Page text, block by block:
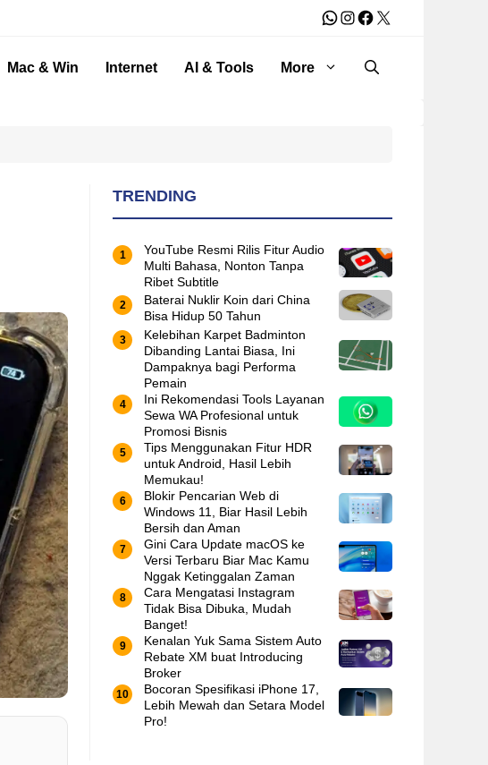
WhatsApp
Instagram
Facebook
X
Mac & Win Internet AI & Tools More
TRENDING
YouTube Resmi Rilis Fitur Audio
Multi Bahasa, Nonton Tanpa
Ribet Subtitle
Baterai Nuklir Koin dari China
Bisa Hidup 50 Tahun
Kelebihan Karpet Badminton
Dibanding Lantai Biasa, Ini
Dampaknya bagi Performa
Pemain
Ini Rekomendasi Tools Layanan
Sewa WA Profesional untuk
Promosi Bisnis
Tips Menggunakan Fitur HDR
untuk Android, Hasil Lebih
Memukau!
Blokir Pencarian Web di
Windows 11, Biar Hasil Lebih
Bersih dan Aman
Gini Cara Update macOS ke
Versi Terbaru Biar Mac Kamu
Nggak Ketinggalan Zaman
Cara Mengatasi Instagram
Tidak Bisa Dibuka, Mudah
Banget!
Kenalan Yuk Sama Sistem Auto
Rebate XM buat Introducing
Broker
Bocoran Spesifikasi iPhone 17,
Lebih Mewah dan Setara Model
Pro!